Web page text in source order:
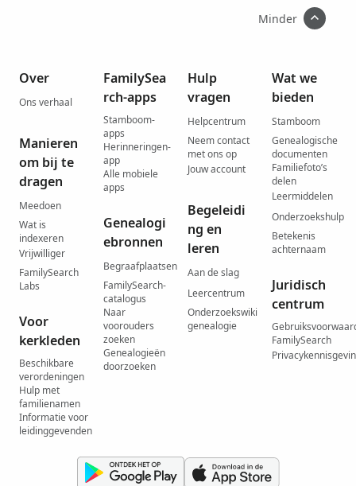
Minder
Over
Ons verhaal
Manieren
om bij te
dragen
Meedoen
Wat is
indexeren
Vrijwilliger
FamilySearch
Labs
Voor
kerkleden
Beschikbare
verordeningen
Hulp met
familienamen
Informatie voor
leidinggevenden
FamilySea
rch-apps
Stamboom-
apps
Herinneringen-
app
Alle mobiele
apps
Genealogi
ebronnen
Begraafplaatsen
FamilySearch-
catalogus
Naar
voorouders
zoeken
Genealogieën
doorzoeken
Hulp
vragen
Helpcentrum
Neem contact
met ons op
Jouw account
Begeleidi
ng en
leren
Aan de slag
Leercentrum
Onderzoekswiki
genealogie
Wat we
bieden
Stamboom
Genealogische
documenten
Familiefoto’s
delen
Leermiddelen
Onderzoekshulp
Betekenis
achternaam
Juridisch
centrum
FamilySearch